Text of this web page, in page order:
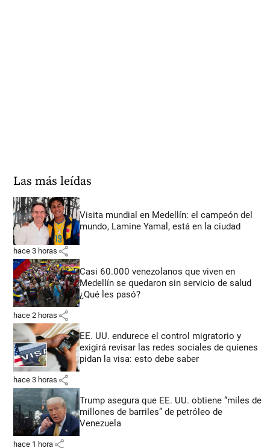
Las más leídas
Visita mundial en Medellín: el campeón del
mundo, Lamine Yamal, está en la ciudad
hace 3 horas share
Casi 60.000 venezolanos que viven en
Medellín se quedaron sin servicio de salud
¿Qué les pasó?
hace 2 horas share
EE. UU. endurece el control migratorio y
exigirá revisar las redes sociales de quienes
pidan la visa: esto debe saber
hace 3 horas share
Trump asegura que EE. UU. obtiene “miles de
millones de barriles” de petróleo de
Venezuela
hace 1 hora share